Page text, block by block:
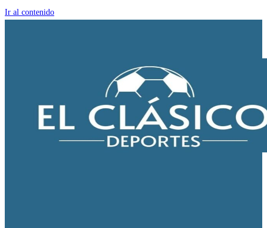
Ir al contenido